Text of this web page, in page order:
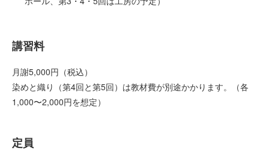
講習料
月謝5,000円（税込）
染めと織り（第4回と第5回）は教材費が別途かかります。（各
1,000〜2,000円を想定）
定員